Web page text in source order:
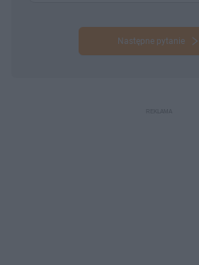
Następne pytanie